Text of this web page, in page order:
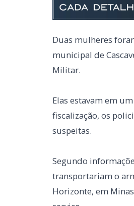
fiscalização, os
suspeitas.
transportariam o
Horizonte, em
serviço.
As duas foram
da Polícia Civil de